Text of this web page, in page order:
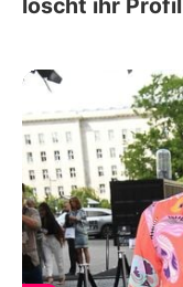
löscht ihr Profil